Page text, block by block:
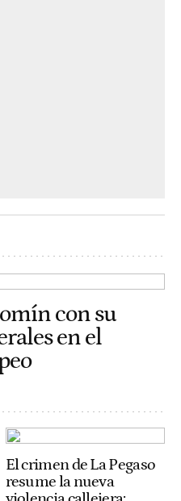
con su
en el
El crimen de La Pegaso
resume la nueva